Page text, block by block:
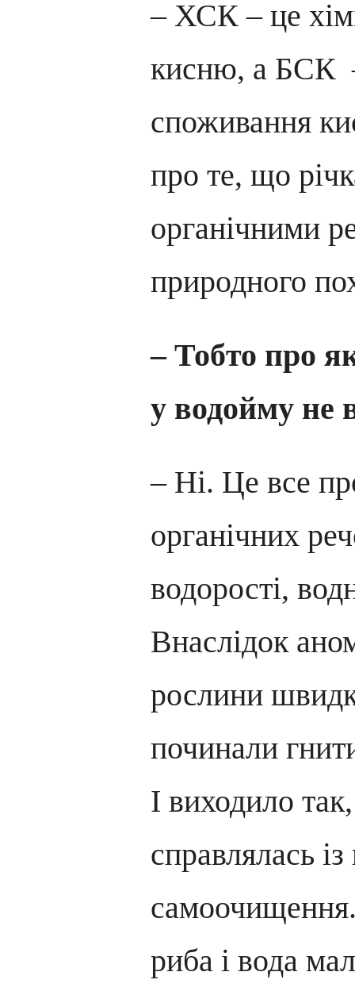
– ХСК – це
кисню, а БСК
споживання
про те, що
органічними
природного
– Тобто про
у водойму не
– Ні. Це все
органічних
водорості,
Внаслідок
рослини
починали
І виходило
справлялась
риба і вода